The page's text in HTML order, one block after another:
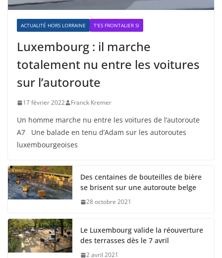
ACTUALITÉ HORS LORRAINE T'ES FRONTALIER SI
Luxembourg : il marche
totalement nu entre les voitures
sur l’autoroute
17 février 2022 Franck Kremer
Un homme marche nu entre les voitures de l’autoroute
A7 Une balade en tenu d’Adam sur les autoroutes
luxembourgeoises
Des centaines de bouteilles de bière
se brisent sur une autoroute belge
28 octobre 2021
Le Luxembourg valide la réouverture
des terrasses dès le 7 avril
2 avril 2021